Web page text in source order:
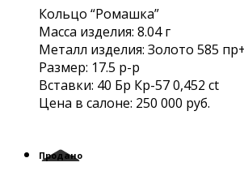
Кольцо “Ромашка”
Масса изделия: 8.04 г
Металл изделия: Золото 585
Размер: 17.5 р-р
Вставки: 40 Бр Кр-57 0,452 ct
Цена в салоне: 250 000 руб.
Продано